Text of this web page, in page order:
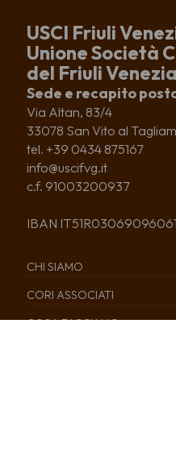
USCI Friuli
Unione Società
del Friuli
Sede e recapito
Via Altan, 83/4
33078 San Vito al
tel. +39 0434 875167
info@uscifvg.it
c.f. 91003200937
IBAN
CHI SIAMO
CORI ASSOCIATI
COSA FACCIAMO